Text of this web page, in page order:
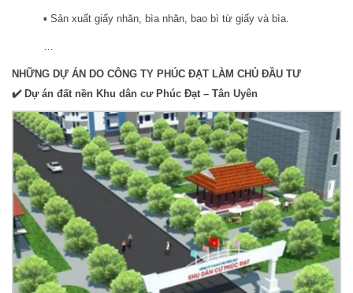
▪️ Sản xuất giấy nhăn, bìa nhăn, bao bì từ giấy và bìa.
…
NHỮNG DỰ ÁN DO CÔNG TY PHÚC ĐẠT LÀM CHỦ ĐẦU TƯ
✔️ Dự án đất nền Khu dân cư Phúc Đạt – Tân Uyên